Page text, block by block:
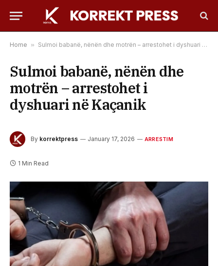
Home » Sulmoi babanë, nënën dhe motrën – arrestohet i dyshuari në Kaçanik
Sulmoi babanë, nënën dhe
motrën – arrestohet i
dyshuari në Kaçanik
By korrektpress January 17, 2026 ARRESTIM
1 Min Read